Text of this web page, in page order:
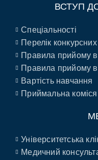
ВСТУП
Спеціальності
Перелік
Правила прийому в
Правила прийому
Вартість навчання
Приймальна коміся
Університетська
Медичний